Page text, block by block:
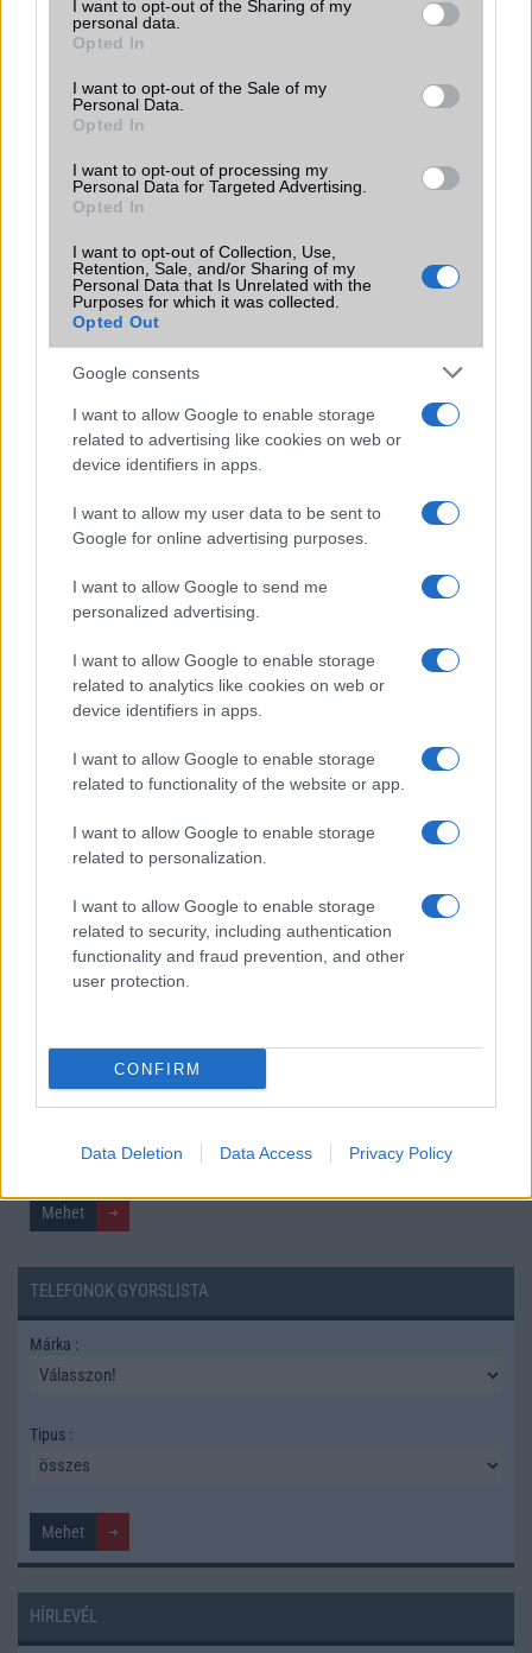
not limited to your visit or usage behaviour. You may click to
grant or deny consent to Google and its third-party tags to
use your data for below specified purposes in below Google
consent section.
I want to opt-out of the Sharing of my
personal data.
Opted In
I want to opt-out of the Sale of my
Personal Data.
Opted In
I want to opt-out of processing my
Personal Data for Targeted Advertising.
Opted In
I want to opt-out of Collection, Use,
Retention, Sale, and/or Sharing of my
Personal Data that Is Unrelated with the
Purposes for which it was collected.
Opted Out
Google consents
I want to allow Google to enable storage
related to advertising like cookies on web or
device identifiers in apps.
I want to allow my user data to be sent to
Google for online advertising purposes.
I want to allow Google to send me
personalized advertising.
I want to allow Google to enable storage
related to analytics like cookies on web or
device identifiers in apps.
I want to allow Google to enable storage
related to functionality of the website or app.
I want to allow Google to enable storage
related to personalization.
I want to allow Google to enable storage
related to security, including authentication
functionality and fraud prevention, and other
user protection.
CONFIRM
Data Deletion Data Access Privacy Policy
hazánkban, a véleményünket azért természetesen nagy mértékben
befolyásta a készülék ára. Ennek ellenére sok fontos apróságot nem
többi már fent említett tulajdonság. Viszont azok számára, akik első
telefonjukat szeretnék megvásárolni, esetleg hosszú ideje nem követték a
GSM divatot, azok maximálisan elégedettek lesznek ezzel a készülékkel.
boldogok lesznek a B1200-assal.
06-20-379-4060) támogatását tesztünkhöz.
Nézze meg további tesztjeinket is!
MOBILTELEFON MÁRKÁK
Huawei
Samsung
Összes márka
Mennyibe kerül
TELEFONOK GYORSLISTA
Márka :
Tipus :
HÍRLEVÉL